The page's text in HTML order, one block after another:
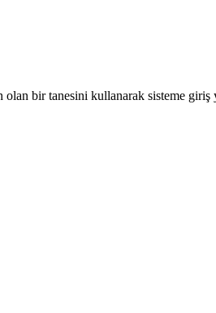
bir tanesini kullanarak sisteme giriş